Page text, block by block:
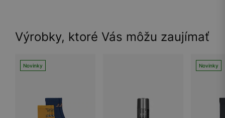
Výrobky, ktoré Vás môžu zaujímať
Novinky Novinky